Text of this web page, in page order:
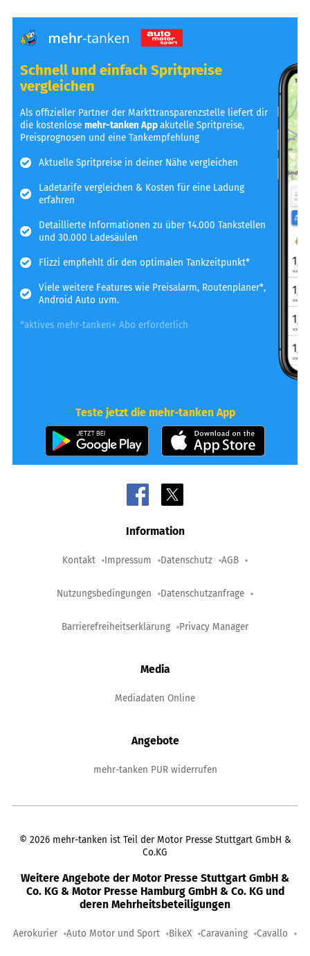
Schnell und einfach Spritpreise
vergleichen
Als offizieller Partner der Markttransparenzstelle liefert dir
die kostenlosemehr-tanken Appakutelle Spritpreise,
Preisprognosen und eine Tankempfehlung
Aktuelle Spritpreise in deiner Nähe vergleichen
Ladetarife vergleichen & Kosten für eine Ladung
erfahren
Detaillierte Informationen zu über 14.000 Tankstellen
und 30.000 Ladesäulen
Flizzi empfiehlt dir den optimalen Tankzeitpunkt*
Viele weitere Features wie Preisalarm, Routenplaner*,
Android Auto uvm.
*aktives mehr-tanken+ Abo erforderlich
Teste jetzt die mehr-tanken App
Information
Kontakt Impressum Datenschutz AGB
Nutzungsbedingungen Datenschutzanfrage
Barrierefreiheitserklärung Privacy Manager
Media
Mediadaten Online
Angebote
mehr-tanken PUR widerrufen
© 2026 mehr-tanken ist Teil der Motor Presse Stuttgart GmbH &
Co.KG
Weitere Angebote der Motor Presse Stuttgart GmbH &
Co. KG & Motor Presse Hamburg GmbH & Co. KG und
deren Mehrheitsbeteiligungen
Aerokurier Auto Motor und Sport BikeX Caravaning Cavallo